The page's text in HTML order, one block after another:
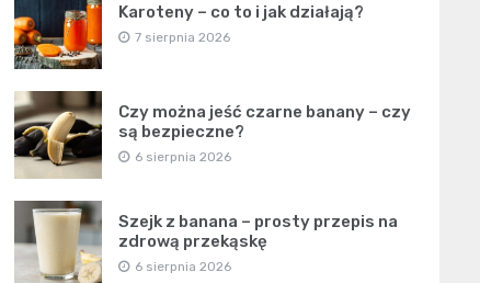
Karoteny – co to i jak działają?
7 sierpnia 2026
Czy można jeść czarne banany – czy
są bezpieczne?
6 sierpnia 2026
Szejk z banana – prosty przepis na
zdrową przekąskę
6 sierpnia 2026